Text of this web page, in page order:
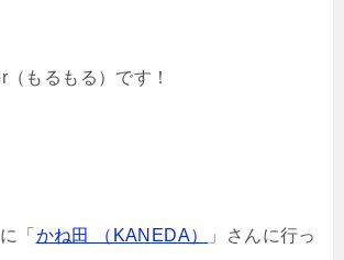
もるもる）です！
「 かね田 （KANEDA）
」さんに行っ